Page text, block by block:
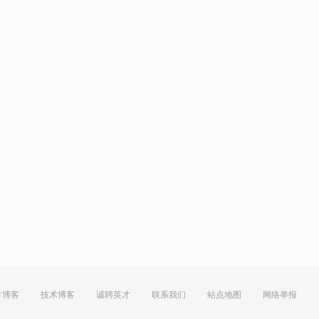
博客 技术博客 诚聘英才 联系我们 站点地图 网络举报